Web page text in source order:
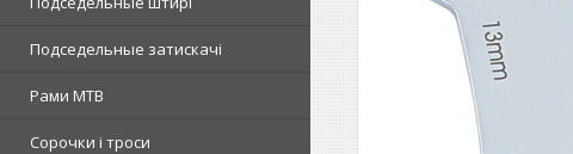
Подседельные затискачі
Рами MTB
Сорочки і троси